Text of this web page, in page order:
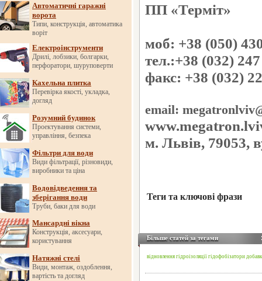
Автоматичні гаражні
ворота
Типи, конструкція, автоматика
воріт
Електроінструменти
Дрилі, лобзики, болгарки,
перфоратори, шуруповерти
Кахельна плитка
Перевірка якості, укладка,
догляд
Розумний будинок
Проектування системи,
управління, безпека
Фільтри для води
Види фільтрації, різновиди,
виробники та ціна
Водовідведення та
зберігання води
Труби, баки для води
Мансардні вікна
Конструкція, аксесуари,
користування
Натяжні стелі
Види, монтаж, оздоблення,
вартість та догляд
ПП «Терміт»
моб: +38 (050)
тел.:+38 (032)
факс: +38 (032)
email:
м. Львів, 79053,
Теги та ключові фрази
Більше статей за тегами
відновлення гідроізоляції гідофобізатори